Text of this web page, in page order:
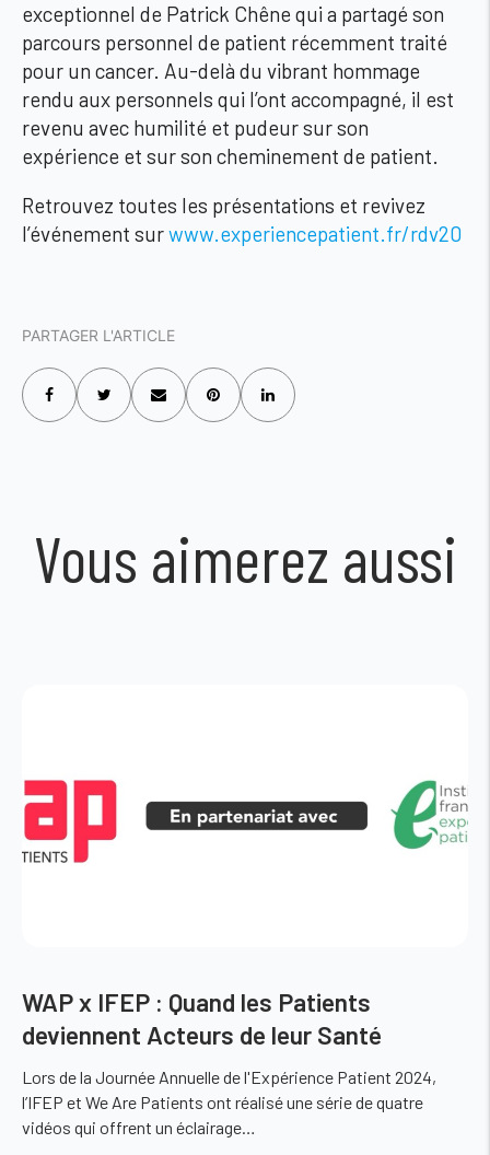
exceptionnel de Patrick Chêne qui a partagé son
parcours personnel de patient récemment traité
pour un cancer. Au-delà du vibrant hommage
rendu aux personnels qui l’ont accompagné, il est
revenu avec humilité et pudeur sur son
expérience et sur son cheminement de patient.
Retrouvez toutes les présentations et revivez
l’événement surwww.experiencepatient.fr/rdv20
PARTAGER L'ARTICLE
Vous aimerez aussi
WAP x IFEP : Quand les Patients
deviennent Acteurs de leur Santé
Lors de la Journée Annuelle de l'Expérience Patient 2024,
l’IFEP et We Are Patients ont réalisé une série de quatre
vidéos qui offrent un éclairage…